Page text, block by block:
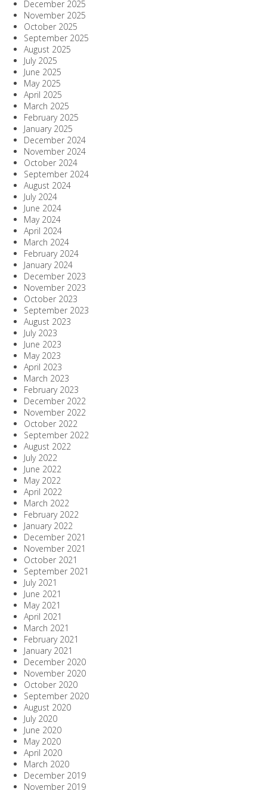
December 2025
November 2025
October 2025
September 2025
August 2025
July 2025
June 2025
May 2025
April 2025
March 2025
February 2025
January 2025
December 2024
November 2024
October 2024
September 2024
August 2024
July 2024
June 2024
May 2024
April 2024
March 2024
February 2024
January 2024
December 2023
November 2023
October 2023
September 2023
August 2023
July 2023
June 2023
May 2023
April 2023
March 2023
February 2023
December 2022
November 2022
October 2022
September 2022
August 2022
July 2022
June 2022
May 2022
April 2022
March 2022
February 2022
January 2022
December 2021
November 2021
October 2021
September 2021
July 2021
June 2021
May 2021
April 2021
March 2021
February 2021
January 2021
December 2020
November 2020
October 2020
September 2020
August 2020
July 2020
June 2020
May 2020
April 2020
March 2020
December 2019
November 2019